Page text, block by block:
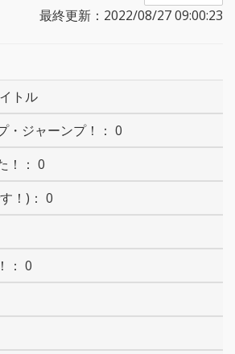
最終更新：2022/08/27 09:00:23
トル
0
0
0
0